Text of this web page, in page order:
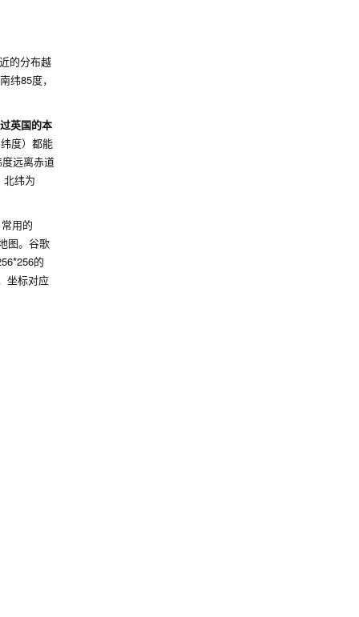
的分布越
纬85度，
英国的本
度）都能
远离赤道
北纬为
用的
图。谷歌
的
坐标对应